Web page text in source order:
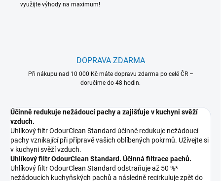
využijte výhody na maximum!
DOPRAVA ZDARMA
Při nákupu nad 10 000 Kč máte dopravu zdarma po celé ČR –
doručíme do 48 hodin.
Účinně redukuje nežádoucí pachy a zajišťuje v kuchyni svěží
vzduch.
Uhlíkový filtr OdourClean Standard účinně redukuje nežádoucí
pachy vznikající při přípravě vašich oblíbených pokrmů. Užívejte si
v kuchyni svěží vzduch.
Uhlíkový filtr OdourClean Standard. Účinná filtrace pachů.
Uhlíkový filtr OdourClean Standard odstraňuje až 50 %*
nežádoucích kuchyňských pachů a následně recirkuluje zpět do